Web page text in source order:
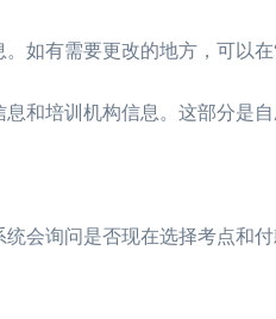
如有需要更改的地方，可以
和培训机构信息。这部分是
会询问是否现在选择考点和